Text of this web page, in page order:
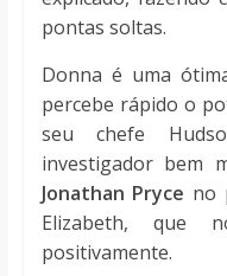
pontas soltas.
Donna é uma
percebe rápido o
seu chefe
investigador bem
Jonathan Pryce no
Elizabeth, que
positivamente.